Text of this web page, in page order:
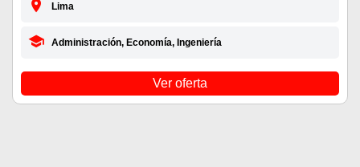
Lima
Administración, Economía, Ingeniería
Ver oferta